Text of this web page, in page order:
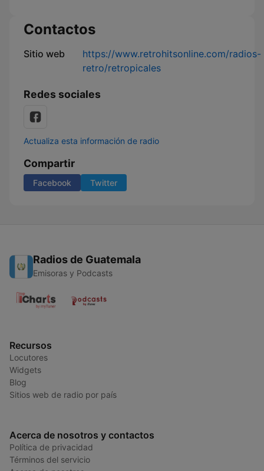
Contactos
Sitio web
https://www.retrohitsonline.com/radios-
retro/retropicales
Redes sociales
Actualiza esta información de radio
Compartir
Facebook Twitter
Radios de Guatemala
Emisoras y Podcasts
Recursos
Locutores
Widgets
Blog
Sitios web de radio por país
Acerca de nosotros y contactos
Política de privacidad
Términos del servicio